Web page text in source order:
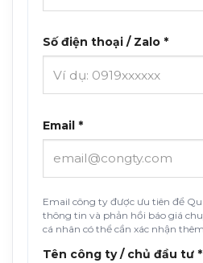
Số điện thoại / Zalo *
Email *
Email công ty được ưu tiên để
thông tin và phản hồi báo giá
cá nhân có thể cần xác nhận
Tên công ty / chủ đầu tư *